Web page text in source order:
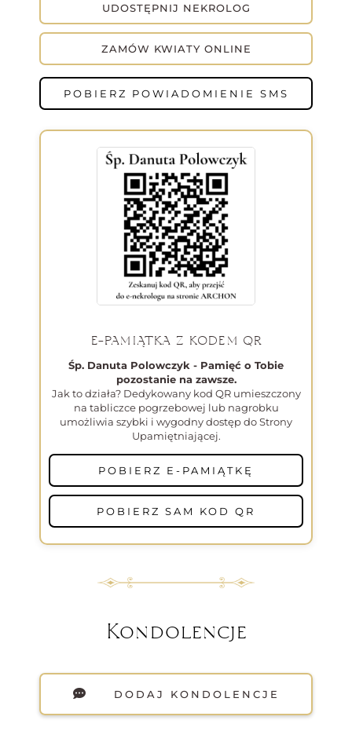
UDOSTĘPNIJ NEKROLOG
ZAMÓW KWIATY ONLINE
POBIERZ POWIADOMIENIE SMS
E-PAMIĄTKA Z KODEM QR
Śp. Danuta Polowczyk - Pamięć o Tobie
pozostanie na zawsze.
Jak to działa? Dedykowany kod QR umieszczony
na tabliczce pogrzebowej lub nagrobku
umożliwia szybki i wygodny dostęp do Strony
Upamiętniającej.
POBIERZ E-PAMIĄTKĘ
POBIERZ SAM KOD QR
Kondolencje
DODAJ KONDOLENCJE